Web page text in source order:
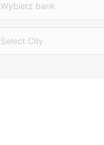
Wybierz bank
Select City